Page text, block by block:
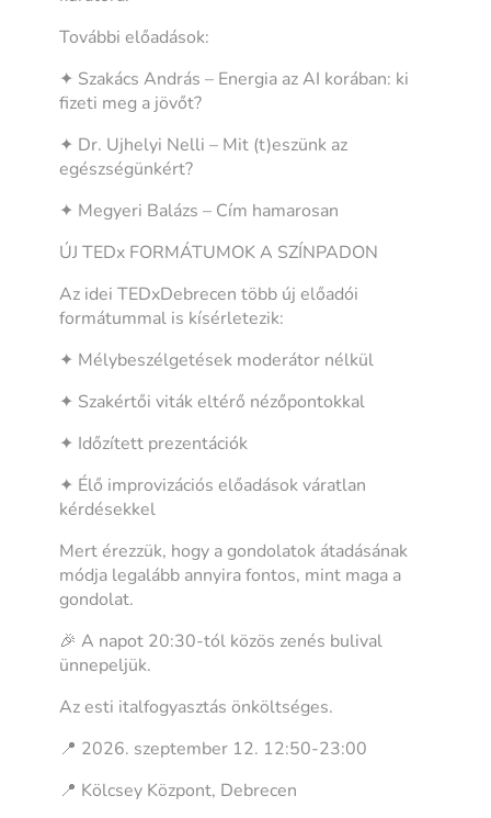
További előadások:
✦ Szakács András – Energia az AI korában: ki
fizeti meg a jövőt?
✦ Dr. Ujhelyi Nelli – Mit (t)eszünk az
egészségünkért?
✦ Megyeri Balázs – Cím hamarosan
ÚJ TEDx FORMÁTUMOK A SZÍNPADON
Az idei TEDxDebrecen több új előadói
formátummal is kísérletezik:
✦ Mélybeszélgetések moderátor nélkül
✦ Szakértői viták eltérő nézőpontokkal
✦ Időzített prezentációk
✦ Élő improvizációs előadások váratlan
kérdésekkel
Mert érezzük, hogy a gondolatok átadásának
módja legalább annyira fontos, mint maga a
gondolat.
🎉 A napot 20:30-tól közös zenés bulival
ünnepeljük.
Az esti italfogyasztás önköltséges.
📍 2026. szeptember 12. 12:50-23:00
📍 Kölcsey Központ, Debrecen